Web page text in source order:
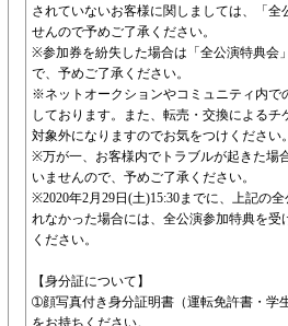
されていないお客様に関しましては、「全
せんので予めご了承ください。
※参加券を紛失した場合は「全公演特典会
で、予めご了承ください。
※ネットオークションやコミュニティ内で
しております。また、転売・交換による
対象外になりますのでお気をつけください。
※万が一、お客様内でトラブルが起きた場
いませんので、予めご了承ください。
※2020年2月29日(土)15:30までに、上記の
れなかった場合には、全公演参加特典を受
ください。
【身分証について】
➀顔写真付き身分証明書（運転免許書・学